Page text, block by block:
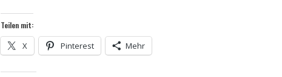
Teilen mit:
X Pinterest Mehr